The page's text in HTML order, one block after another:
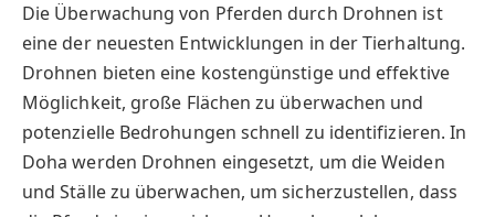
Die Überwachung von Pferden durch Drohnen ist
eine der neuesten Entwicklungen in der Tierhaltung.
Drohnen bieten eine kostengünstige und effektive
Möglichkeit, große Flächen zu überwachen und
potenzielle Bedrohungen schnell zu identifizieren. In
Doha werden Drohnen eingesetzt, um die Weiden
und Ställe zu überwachen, um sicherzustellen, dass